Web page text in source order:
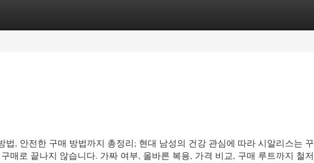
, 안전한 구매 방법까지 총정리; 현대 남성의 건강 관심에 따라 시알리스는 꾸
매로 끝나지 않습니다. 가짜 여부, 올바른 복용, 가격 비교, 구매 루트까지 철저